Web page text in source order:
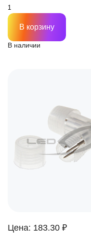
В наличии
В корзину
Цена: 183.30 ₽